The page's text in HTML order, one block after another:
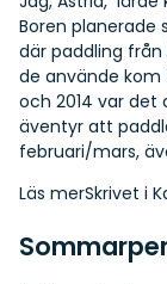
Boren planerade
där paddling från
de använde
och 2014 var det
äventyr att
februari/mars,
Läs merSkrivet i